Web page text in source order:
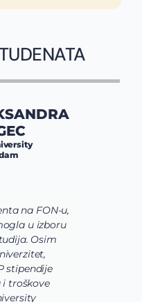
na FON-u,
u izboru
Osim
stipendije
i troškove